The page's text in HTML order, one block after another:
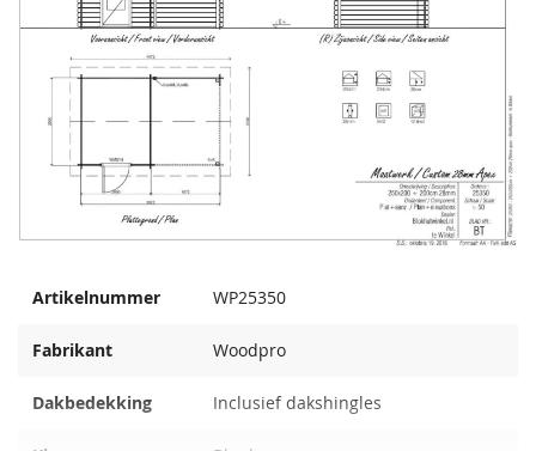
Artikelnummer WP25350
Fabrikant Woodpro
Dakbedekking Inclusief dakshingles